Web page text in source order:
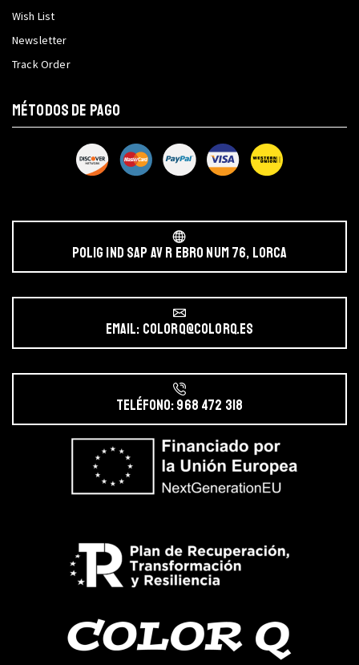
Wish List
Newsletter
Track Order
MÉTODOS DE PAGO
POLIG IND SAP AV r EBRO NUM 76, LORCA
Email: colorq@colorq.es
Teléfono: 968 472 318